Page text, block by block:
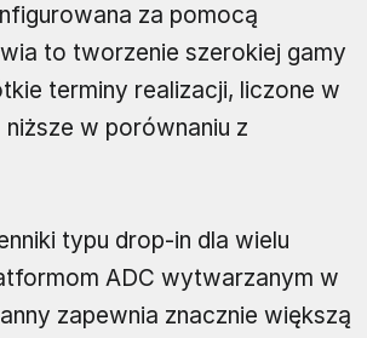
za pomocą
to tworzenie szerokiej gamy
terminy realizacji, liczone w
w porównaniu z
typu drop-in dla wielu
ADC wytwarzanym w
zapewnia znacznie większą